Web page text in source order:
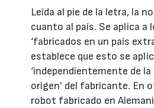
Leída al pie de la letra, la
cuanto al país. Se aplica a
‘fabricados en un país
establece que esto se
‘independientemente de
origen’ del fabricante. En
robot fabricado en